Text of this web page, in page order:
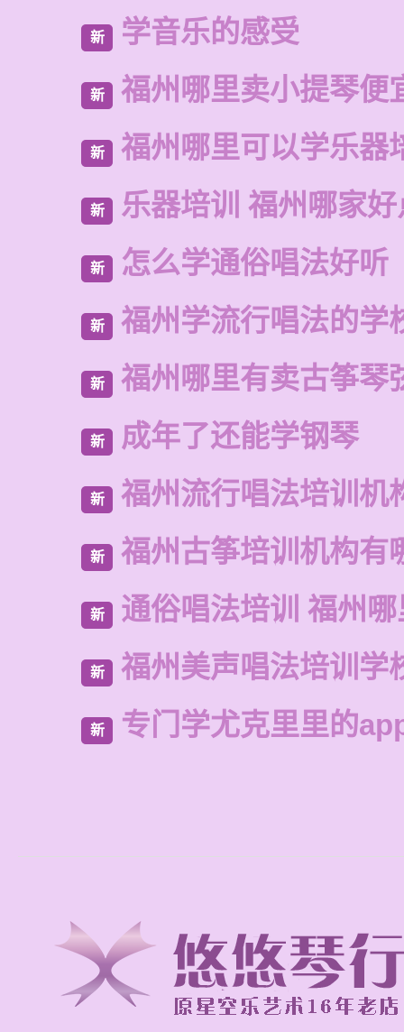
新 学音乐的感受
新 福州哪里卖小提琴便
新 福州哪里可以学乐器
新 乐器培训 福州哪家
新 怎么学通俗唱法好听
新 福州学流行唱法的学
新 福州哪里有卖古筝琴
新 成年了还能学钢琴
新 福州流行唱法培训机
新 福州古筝培训机构有
新 通俗唱法培训 福州
新 福州美声唱法培训学
新 专门学尤克里里的